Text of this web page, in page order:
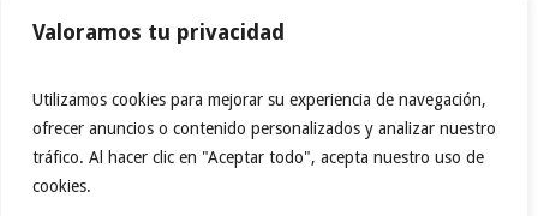
Valoramos tu privacidad
Utilizamos cookies para mejorar su experiencia de navegación,
ofrecer anuncios o contenido personalizados y analizar nuestro
tráfico. Al hacer clic en "Aceptar todo", acepta nuestro uso de
cookies.
Home